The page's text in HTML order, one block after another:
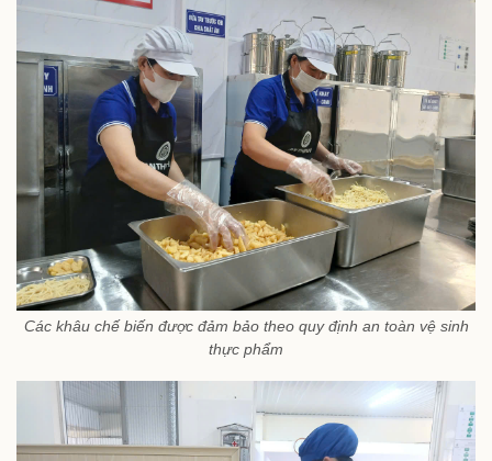
Các khâu chế biến được đảm bảo theo quy định an toàn vệ sinh
thực phẩm